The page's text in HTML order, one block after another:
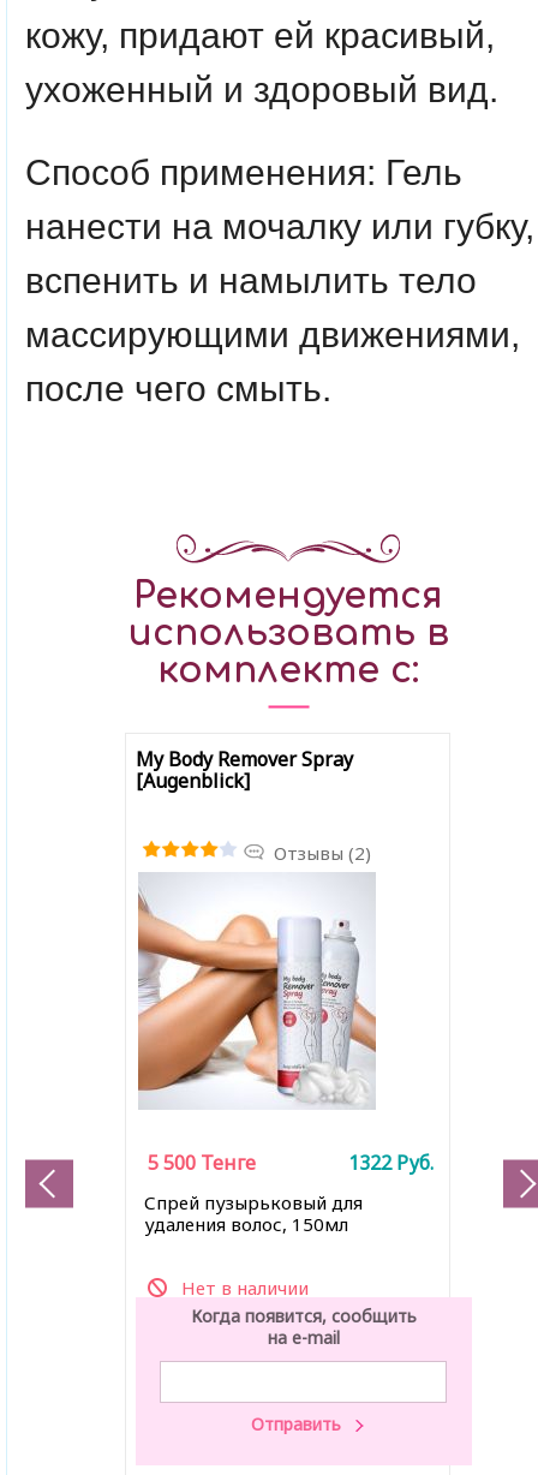
кожу, придают ей красивый,
ухоженный и здоровый вид.
Способ применения: Гель
нанести на мочалку или губку,
вспенить и намылить тело
массирующими движениями,
после чего смыть.
Рекомендуется
использовать в
комплекте с:
My Body Remover Spray
[Augenblick]
Отзывы (2)
Спрей пузырьковый для
удаления волос, 150мл
Нет в наличии
5 500 Тенге 1322Руб.
Когда появится, сообщить
на e-mail